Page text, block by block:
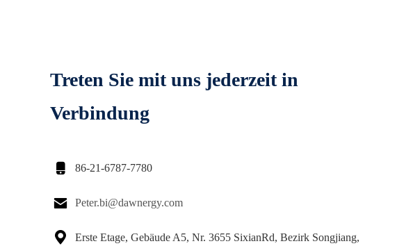
Treten Sie mit uns jederzeit in
Verbindung
 86-21-6787-7780
 Peter.bi@dawnergy.com
 Erste Etage, Gebäude A5, Nr. 3655 SixianRd, Bezirk Songjiang,